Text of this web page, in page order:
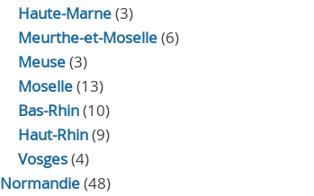
Haute-Marne(3)
Meurthe-et-Moselle(6)
Meuse(3)
Moselle(13)
Bas-Rhin(10)
Haut-Rhin(9)
Vosges(4)
Normandie(48)